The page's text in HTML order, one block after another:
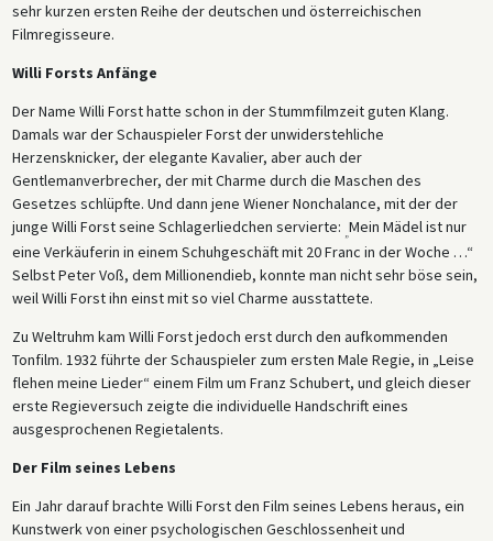
sehr kurzen ersten Reihe der deutschen und österreichischen
Filmregisseure.
Willi Forsts Anfänge
Der Name Willi Forst hatte schon in der Stummfilmzeit guten Klang.
Damals war der Schauspieler Forst der unwiderstehliche
Herzensknicker, der elegante Kavalier, aber auch der
Gentlemanverbrecher, der mit Charme durch die Maschen des
Gesetzes schlüpfte. Und dann jene Wiener Nonchalance, mit der der
junge Willi Forst seine Schlagerliedchen servierte: „Mein Mädel ist nur
eine Verkäuferin in einem Schuhgeschäft mit 20 Franc in der Woche …“
Selbst Peter Voß, dem Millionendieb, konnte man nicht sehr böse sein,
weil Willi Forst ihn einst mit so viel Charme ausstattete.
Zu Weltruhm kam Willi Forst jedoch erst durch den aufkommenden
Tonfilm. 1932 führte der Schauspieler zum ersten Male Regie, in „Leise
flehen meine Lieder“ einem Film um Franz Schubert, und gleich dieser
erste Regieversuch zeigte die individuelle Handschrift eines
ausgesprochenen Regietalents.
Der Film seines Lebens
Ein Jahr darauf brachte Willi Forst den Film seines Lebens heraus, ein
Kunstwerk von einer psychologischen Geschlossenheit und